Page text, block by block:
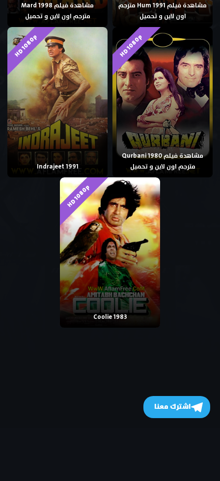
مشاهدة فيلم Hum 1991 مترجم
اون لاين و تحميل
مشاهدة فيلم Mard 1998
مترجم اون لاين و تحميل
HD 1080p
مشاهدة فيلم Qurbani 1980
مترجم اون لاين و تحميل
HD 1080p
Indrajeet 1991
HD 1080p
Coolie 1983
اشترك معنا